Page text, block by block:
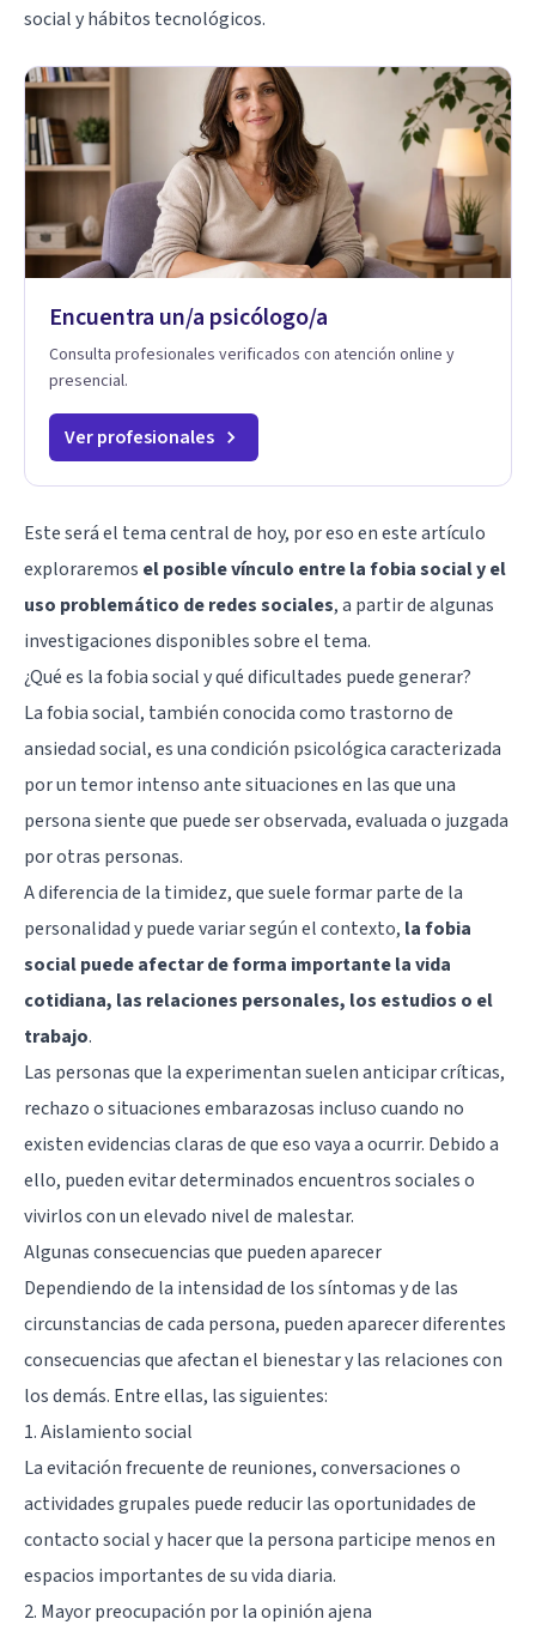
social y hábitos tecnológicos.
Encuentra un/a psicólogo/a
Consulta profesionales verificados con atención online y
presencial.
Ver profesionales
Este será el tema central de hoy, por eso en este artículo
exploraremos el posible vínculo entre la fobia social y el
uso problemático de redes sociales, a partir de algunas
investigaciones disponibles sobre el tema.
¿Qué es la fobia social y qué dificultades puede generar?
La fobia social, también conocida como trastorno de
ansiedad social, es una condición psicológica caracterizada
por un temor intenso ante situaciones en las que una
persona siente que puede ser observada, evaluada o juzgada
por otras personas.
A diferencia de la timidez, que suele formar parte de la
personalidad y puede variar según el contexto, la fobia
social puede afectar de forma importante la vida
cotidiana, las relaciones personales, los estudios o el
trabajo.
Las personas que la experimentan suelen anticipar críticas,
rechazo o situaciones embarazosas incluso cuando no
existen evidencias claras de que eso vaya a ocurrir. Debido a
ello, pueden evitar determinados encuentros sociales o
vivirlos con un elevado nivel de malestar.
Algunas consecuencias que pueden aparecer
Dependiendo de la intensidad de los síntomas y de las
circunstancias de cada persona, pueden aparecer diferentes
consecuencias que afectan el bienestar y las relaciones con
los demás. Entre ellas, las siguientes:
1. Aislamiento social
La evitación frecuente de reuniones, conversaciones o
actividades grupales puede reducir las oportunidades de
contacto social y hacer que la persona participe menos en
espacios importantes de su vida diaria.
2. Mayor preocupación por la opinión ajena